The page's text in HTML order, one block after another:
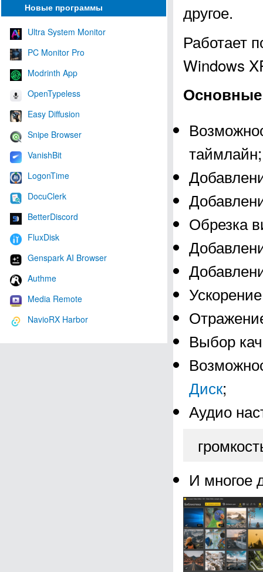
Новые программы
Ultra System Monitor
PC Monitor Pro
Modrinth App
OpenTypeless
Easy Diffusion
Snipe Browser
VanishBit
LogonTime
DocuClerk
BetterDiscord
FluxDisk
Genspark AI Browser
Authme
Media Remote
NavioRX Harbor
другое.
Работает
Windows
Основные
таймлайн;
Обрезка
Выбор
Диск;
Аудио
И многое